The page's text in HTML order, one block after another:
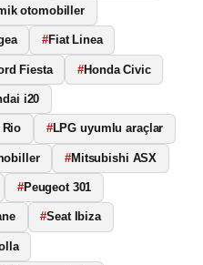
otomobiller
#Fiat Linea
Fiesta #Honda Civic
i20
Rio #LPG uyumlu araçlar
#Mitsubishi ASX
#Peugeot 301
#Seat Ibiza